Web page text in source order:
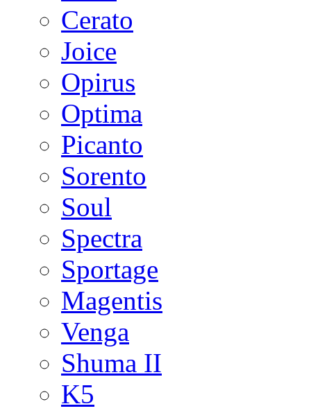
Cerato
Joice
Opirus
Optima
Picanto
Sorento
Soul
Spectra
Sportage
Magentis
Venga
Shuma II
K5